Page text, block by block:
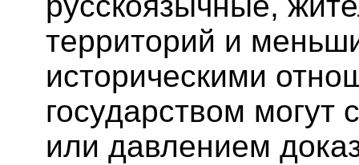
территорий и
историческими
государством могут
или давлением